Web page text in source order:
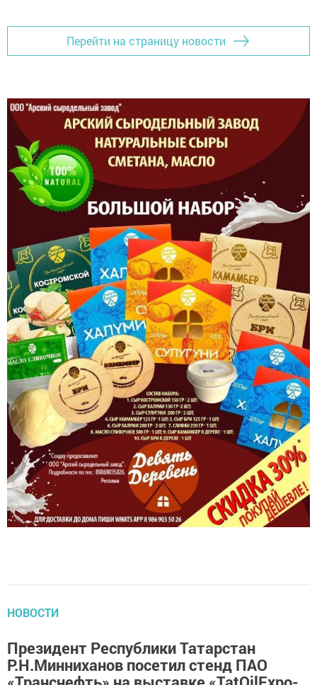
Перейти на страницу новости
Р.Н.Минниханов посетил стенд ПАО
«Транснефть» на выставке «TatOilExpo-